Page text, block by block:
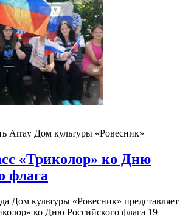
Array Дом культуры «Ровесник»
«Триколор» ко Дню
флага
Дом культуры «Ровесник» представляет
ко Дню Российского флага 19